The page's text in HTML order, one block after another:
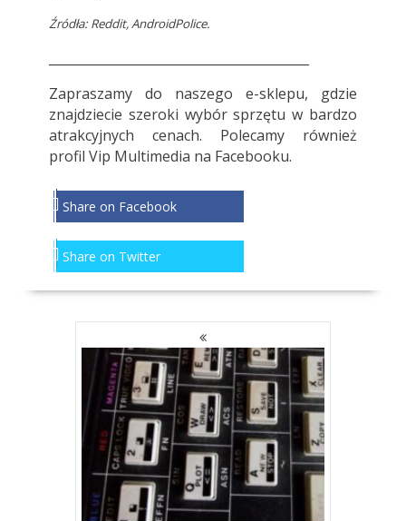
Źródła: Reddit, AndroidPolice.
Zapraszamy do naszego e-sklepu, gdzie
znajdziecie szeroki wybór sprzętu w bardzo
atrakcyjnych cenach. Polecamy również
profil Vip Multimedia na Facebooku.
Share on Facebook
Share on Twitter
NAWIGACJA